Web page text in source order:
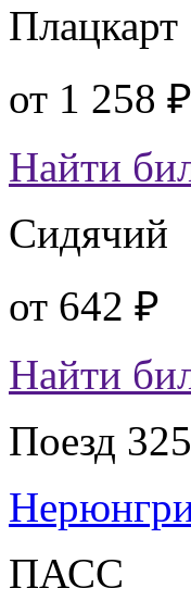
Плацкарт
от 1 258 ₽
Найти
Сидячий
от 642 ₽
Найти
Поезд
ПАСС